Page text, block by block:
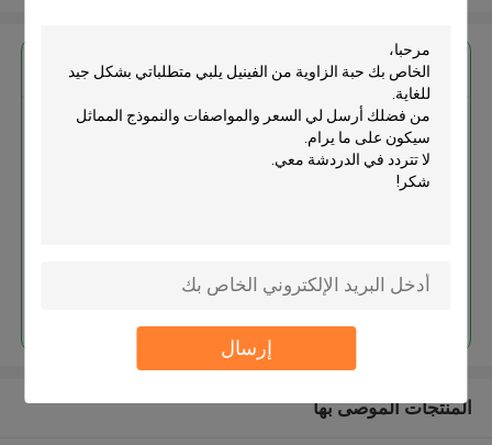
إرسال
احصل على افضل سعر ل
حبة الزاوية من الفينيل
استمر
المنتجات الموصى بها